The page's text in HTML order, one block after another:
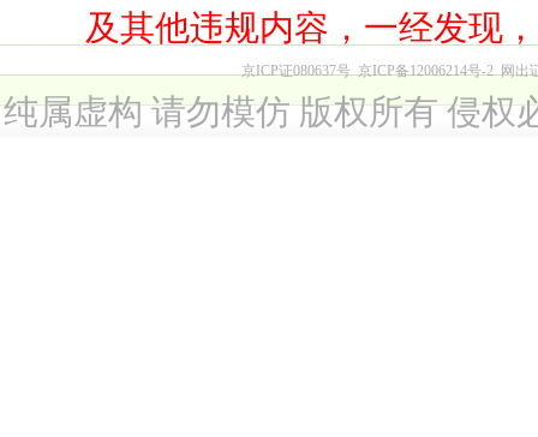
及其他违规内容，一经发现
京ICP证080637号 京ICP备12006214号-2 网出
纯属虚构 请勿模仿 版权所有 侵权